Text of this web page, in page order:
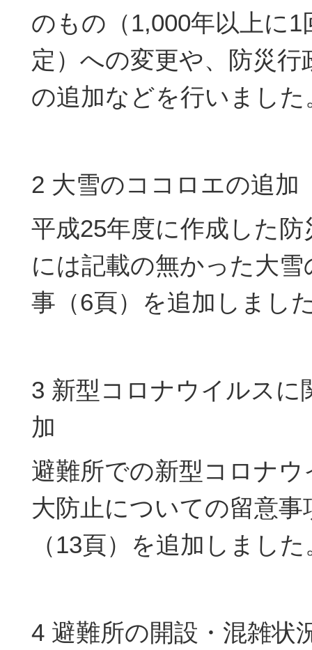
のもの（1,000年以上に1
定）への変更や、防災行
の追加などを行いました
2 大雪のココロエの追加
平成25年度に作成した
には記載の無かった大
事（6頁）を追加しまし
3 新型コロナウイルスに
加
避難所での新型コロナ
大防止についての留意
（13頁）を追加しました
4 避難所の開設・混雑状